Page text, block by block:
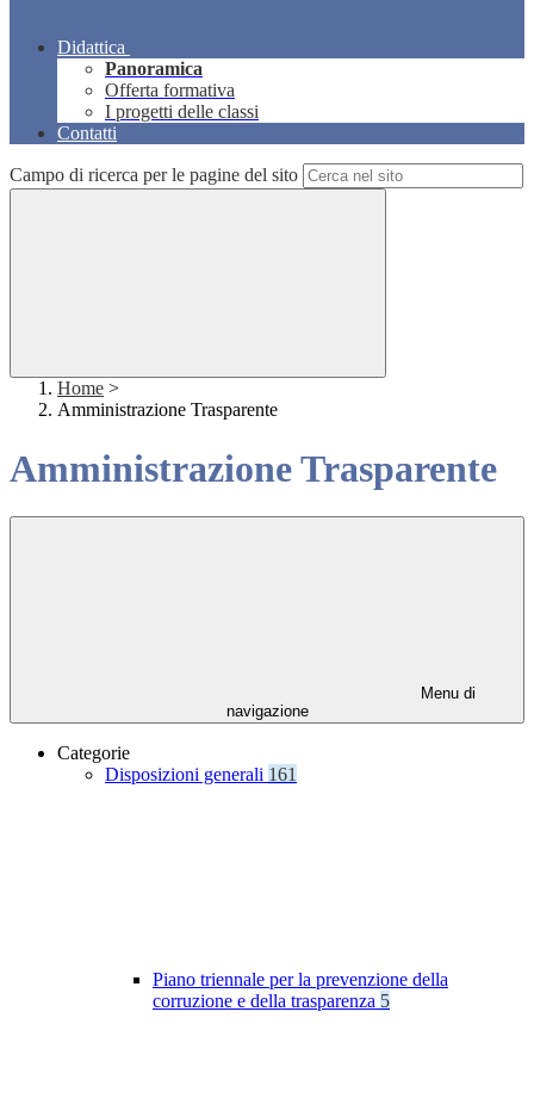
Didattica
Panoramica
Offerta formativa
I progetti delle classi
Contatti
Campo di ricerca per le pagine del sito
Home >
Amministrazione Trasparente
Amministrazione Trasparente
Menu di
navigazione
Categorie
Disposizioni generali 161
Piano triennale per la prevenzione della
corruzione e della trasparenza 5